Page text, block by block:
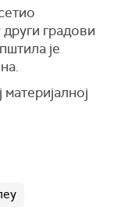
градови
је